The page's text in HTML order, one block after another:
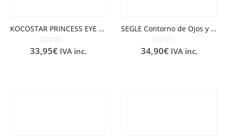
KOCOSTAR PRINCESS EYE PATCH 60 PARCHES
0out of 5
33,95€ IVA inc.
SEGLE Contorno de Ojos y labios Flash Sérum
0out of 5
34,90€ IVA inc.